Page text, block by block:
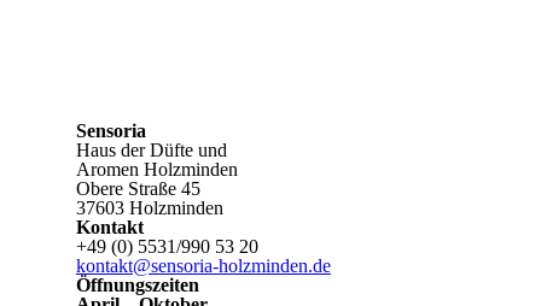
Sensoria
Haus der Düfte und
Aromen Holzminden
Obere Straße 45
37603 Holzminden
Kontakt
+49 (0) 5531/990 53 20
kontakt@sensoria-holzminden.de
Öffnungszeiten